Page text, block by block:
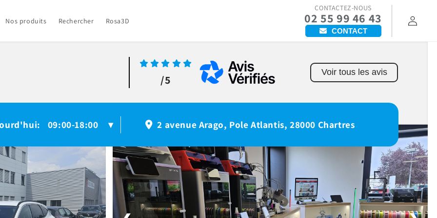
Nos produits Rechercher Rosa3D
CONTACTEZ-NOUS
02 55 99 46 43
CONTACT
Connexion
/5
Voir tous les avis
: 09:00-18:00 ▾ 2 avenue Arago, Pole Atlantis, 28000 Chartres